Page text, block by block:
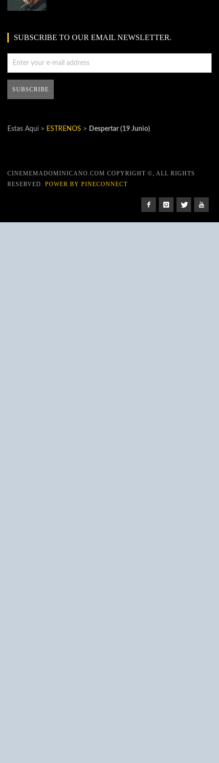
SUBSCRIBE TO OUR EMAIL NEWSLETTER.
Estas Aquí > ESTRENOS > Despertar (19 Junio)
CINEMEMADOMINICANO.COM COPYRIGHT ©, ALL RIGHTS
RESERVED. POWER BY PINECONNECT